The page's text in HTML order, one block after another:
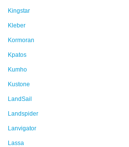
Kingstar
Kleber
Kormoran
Kpatos
Kumho
Kustone
LandSail
Landspider
Lanvigator
Lassa